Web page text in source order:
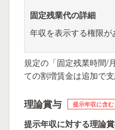
固定残業代の詳細
年収を表示する権限が
規定の「固定残業時間/
ての割増賃金は追加で
理論賞与 提示年収に含む
提示年収に対する理論